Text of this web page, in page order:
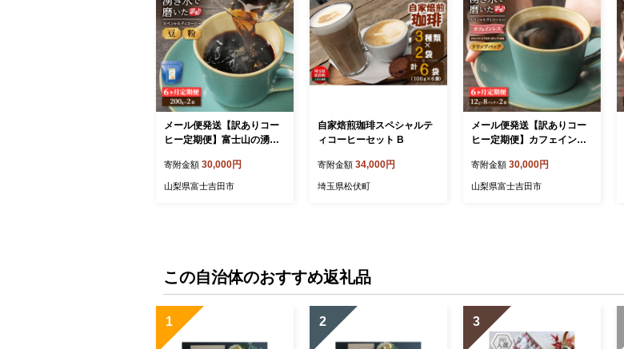
メール便発送【訳ありコー
ヒー定期便】富士山の湧き
コーヒーセット 6ヶ月コー
ス
寄附金額 30,000円
山梨県富士吉田市
自家焙煎珈琲スペシャルテ
ィコーヒーセット B
寄附金額 34,000円
埼玉県松伏町
メール便発送【訳ありコー
ヒー定期便】カフェインレ
の湧き水で磨いた スペシャ
ルティコーヒーセット（ド
寄附金額 30,000円
山梨県富士吉田市
この自治体のおすすめ返礼品
1 2 3